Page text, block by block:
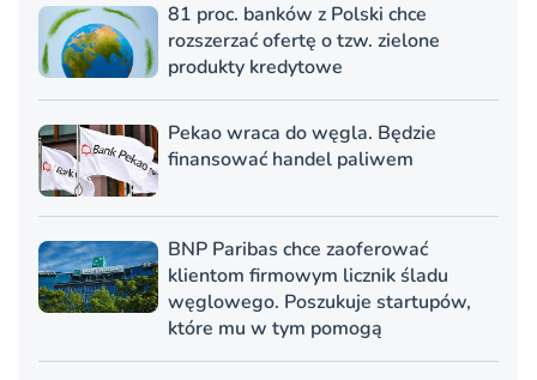
81 proc. banków z Polski chce
rozszerzać ofertę o tzw. zielone
produkty kredytowe
Pekao wraca do węgla. Będzie
finansować handel paliwem
BNP Paribas chce zaoferować
klientom firmowym licznik śladu
węglowego. Poszukuje startupów,
które mu w tym pomogą